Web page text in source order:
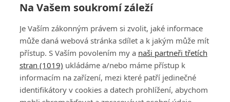
Na Vašem soukromí záleží
Je Vaším zákonným právem si zvolit, jaké informace
může daná webová stránka sdílet a k jakým může mít
přístup. S Vaším povolením my a naši partneři třetích
stran (1019) ukládáme a/nebo máme přístup k
informacím na zařízení, mezi které patří jedinečné
identifikátory v cookies a datech prohlížení, abychom
Tlačenice na čele Scottish Open. S McIlroyem
vedou Kim a Smith. 17 hráčů v rozmezí tří ran